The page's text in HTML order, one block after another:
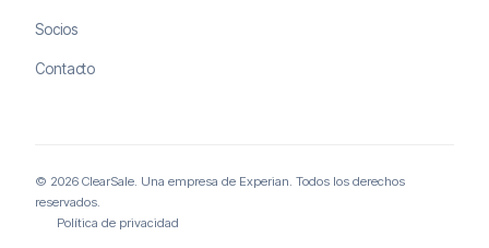
Socios
Contacto
© 2026 ClearSale. Una empresa de Experian. Todos los derechos
reservados.
Política de privacidad